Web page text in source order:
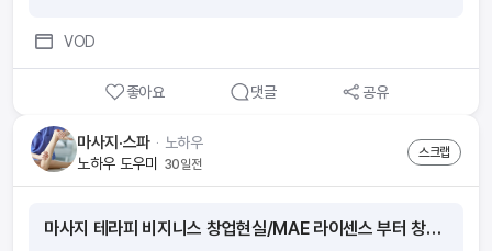
킹, 마사지, 약 다 소용 없어요" 2년 째 하루종일 다리가 부어있다는 프
VOD
좋아요 댓글 공유
마사지·스파 ᆞ 노하우
노하우 도우미 30일전
스크랩
마사지 테라피 비지니스 창업현실/MAE 라이센스 부터 창업 비용까지(취업 vs 창업)/Massage Therapy Business Startup Reality